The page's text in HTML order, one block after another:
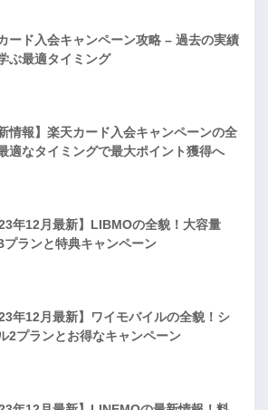
ード入会キャンペーン攻略 – 過去の実績
ぶ最適タイミング
新情報】楽天カード入会キャンペーンの全
適なタイミングで最大ポイント獲得へ
年12月最新】LIBMOの全貌！大容量
プランと特典キャンペーン
年12月最新】ワイモバイルの全貌！シ
2プランとお得なキャンペーン